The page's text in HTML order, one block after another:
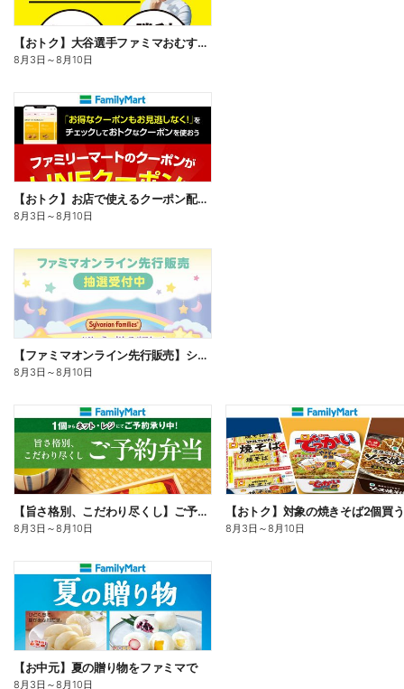
【おトク】大谷選手ファミマおむすび割
8月3日 ～8月10日
【おトク】お店で使えるクーポン配信中
8月3日 ～8月10日
【ファミマオンライン先行販売】シルバニアファミリー
8月3日 ～8月10日
【旨さ格別、こだわり尽くし】ご予約弁当
8月3日 ～8月10日 8月3日 ～8月10日
【お中元】夏の贈り物をファミマで
8月3日 ～8月10日